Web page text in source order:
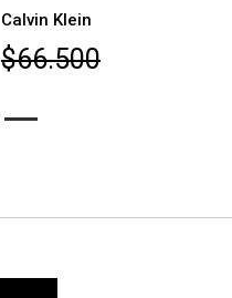
Calvin Klein
$66.500